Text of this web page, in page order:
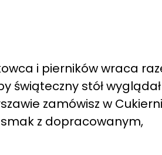
i pierników wraca
świąteczny stół wyglądał
zamówisz w Cukierni
z dopracowanym,